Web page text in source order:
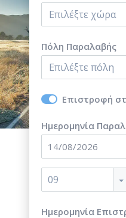
Επιλέξτε χώρα
Πόλη Παραλαβής
Επιλέξτε πόλη
Επιστροφή
Ημερομηνία
09
Ημερομηνία